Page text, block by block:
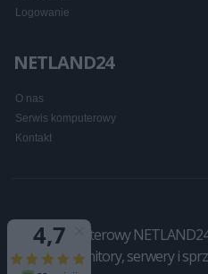
Logowanie
NETLAND24
O nas
Serwis komputerowy
Kontakt
Sklep komputerowy
drukarki, monitory, serwery i